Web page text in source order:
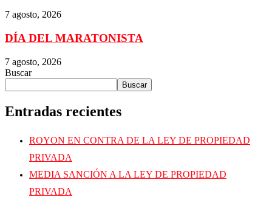
7 agosto, 2026
DÍA DEL MARATONISTA
7 agosto, 2026
Buscar
Buscar
Entradas recientes
ROYON EN CONTRA DE LA LEY DE PROPIEDAD
PRIVADA
MEDIA SANCIÓN A LA LEY DE PROPIEDAD
PRIVADA